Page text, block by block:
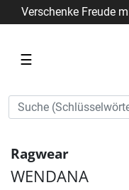
Verschenke Freude
☰
Ragwear
WENDANA